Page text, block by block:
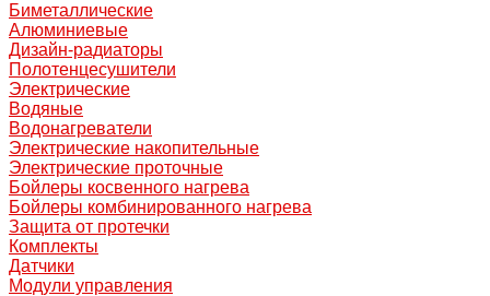
Биметаллические
Алюминиевые
Дизайн-радиаторы
Полотенцесушители
Электрические
Водяные
Водонагреватели
Электрические накопительные
Электрические проточные
Бойлеры косвенного нагрева
Бойлеры комбинированного нагрева
Защита от протечки
Комплекты
Датчики
Модули управления